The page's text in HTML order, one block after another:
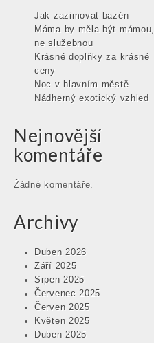
Jak zazimovat bazén
Máma by měla být mámou,
ne služebnou
Krásné doplňky za krásné
ceny
Noc v hlavním městě
Nádherný exotický vzhled
Nejnovější
komentáře
Žádné komentáře.
Archivy
Duben 2026
Září 2025
Srpen 2025
Červenec 2025
Červen 2025
Květen 2025
Duben 2025